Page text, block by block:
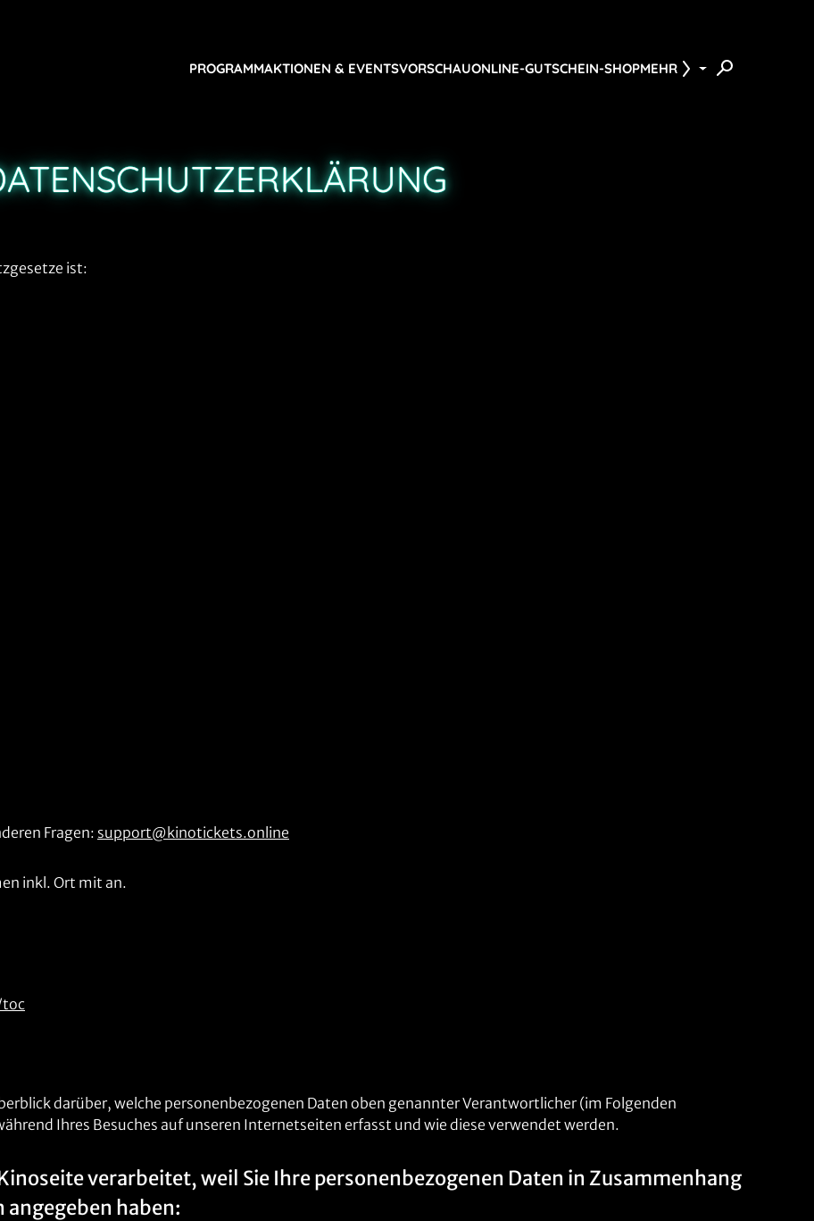
PROGRAMMAKTIONEN & EVENTSVORSCHAUONLINE-GUTSCHEIN-SHOPMEHR
ist:
Fragen: support@kinotickets.online
inkl. Ort mit an.
darüber, welche personenbezogenen Daten oben genannter Verantwortlicher (im Folgenden
Ihres Besuches auf unseren Internetseiten erfasst und wie diese verwendet werden.
verarbeitet, weil Sie Ihre personenbezogenen Daten in Zusammenhang
haben: